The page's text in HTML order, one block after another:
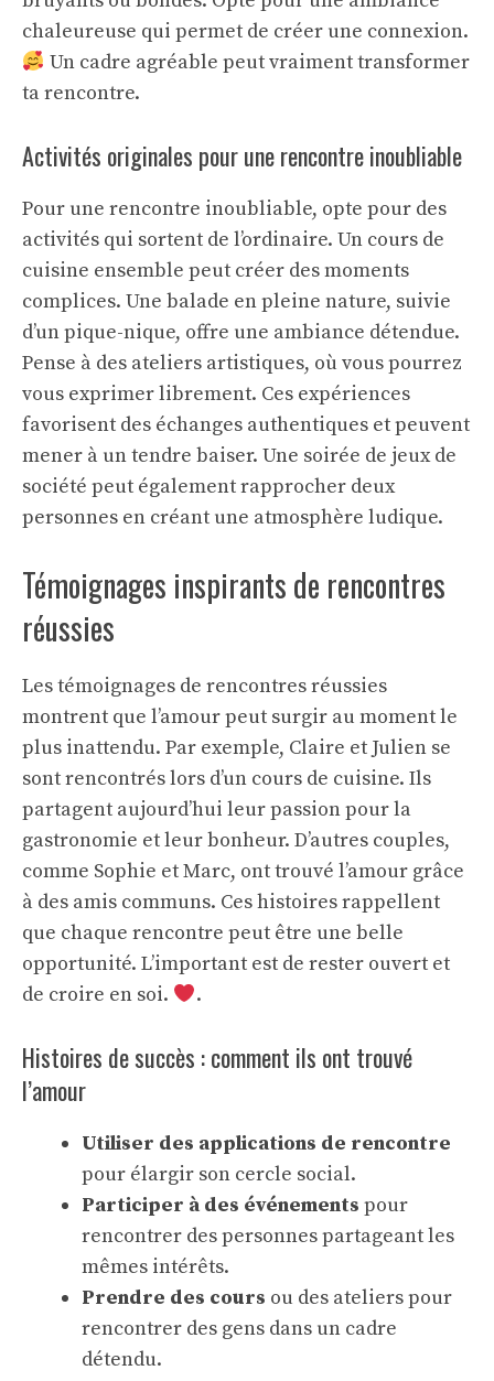
chaleureuse qui permet de créer une connexion.
Un cadre agréable peut vraiment transformer
ta rencontre.
Activités originales pour une rencontre inoubliable
Pour une rencontre inoubliable, opte pour des
activités qui sortent de l’ordinaire. Un cours de
cuisine ensemble peut créer des moments
complices. Une balade en pleine nature, suivie
d’un pique-nique, offre une ambiance détendue.
Pense à des ateliers artistiques, où vous pourrez
vous exprimer librement. Ces expériences
favorisent des échanges authentiques et peuvent
mener à un tendre baiser. Une soirée de jeux de
société peut également rapprocher deux
personnes en créant une atmosphère ludique.
Témoignages inspirants de rencontres
réussies
Les témoignages de rencontres réussies
montrent que l’amour peut surgir au moment le
plus inattendu. Par exemple, Claire et Julien se
sont rencontrés lors d’un cours de cuisine. Ils
partagent aujourd’hui leur passion pour la
gastronomie et leur bonheur. D’autres couples,
comme Sophie et Marc, ont trouvé l’amour grâce
à des amis communs. Ces histoires rappellent
que chaque rencontre peut être une belle
opportunité. L’important est de rester ouvert et
de croire en soi.
.
Histoires de succès : comment ils ont trouvé
l’amour
Utiliser des applications de rencontre
pour élargir son cercle social.
Participer à des événements pour
rencontrer des personnes partageant les
mêmes intérêts.
Prendre des cours ou des ateliers pour
rencontrer des gens dans un cadre
détendu.